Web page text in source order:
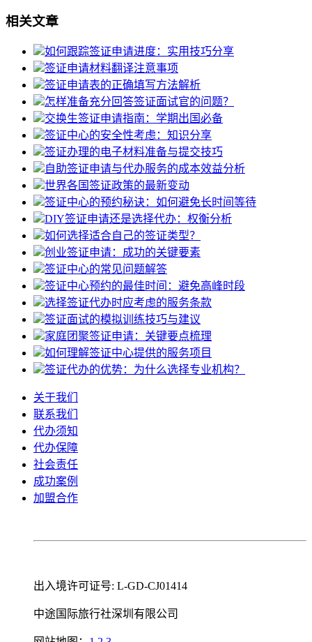
相关文章
如何跟踪签证申请进度：实用技巧分享
签证申请材料翻译注意事项
签证申请表的正确填写方法解析
怎样准备充分回答签证面试官的问题？
交换生签证申请指南：学期出国必备
签证中心的安全性考虑：知识分享
签证办理的电子材料准备与提交技巧
自助签证申请与代办服务的成本效益分析
世界各国签证政策的最新变动
签证中心的预约秘诀：如何避免长时间等待
DIY签证申请还是选择代办：权衡分析
如何选择适合自己的签证类型？
创业签证申请：成功的关键要素
签证中心的常见问题解答
签证中心预约的最佳时间：避免高峰时段
选择签证代办时应考虑的服务条款
签证面试的模拟训练技巧与建议
家庭团聚签证申请：关键要点梳理
如何理解签证中心提供的服务项目
签证代办的优势：为什么选择专业机构？
关于我们
联系我们
代办须知
代办保障
社会责任
成功案例
加盟合作
出入境许可证号: L-GD-CJ01414
中途国际旅行社深圳有限公司